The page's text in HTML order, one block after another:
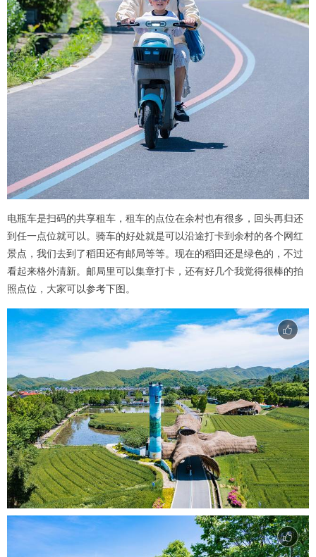
电瓶车是扫码的共享租车，租车的点位在余村也有很多，回头再归还
到任一点位就可以。骑车的好处就是可以沿途打卡到余村的各个网红
景点，我们去到了稻田还有邮局等等。现在的稻田还是绿色的，不过
看起来格外清新。邮局里可以集章打卡，还有好几个我觉得很棒的拍
照点位，大家可以参考下图。